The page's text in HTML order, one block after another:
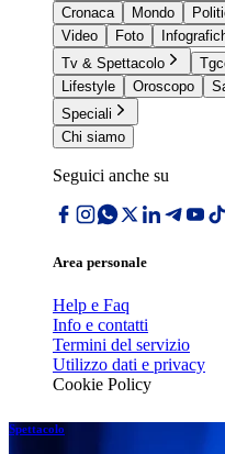
Cronaca
Mondo
Video
Foto
Tv & Spettacolo
Lifestyle
Oroscopo
Speciali
Chi siamo
Seguici anche su
Area personale
Help e Faq
Info e contatti
Termini del servizio
Utilizzo dati e privacy
Cookie Policy
Spettacolo